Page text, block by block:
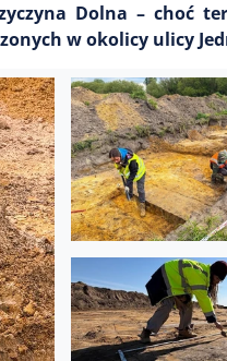
Dolna – choć
w okolicy ulicy